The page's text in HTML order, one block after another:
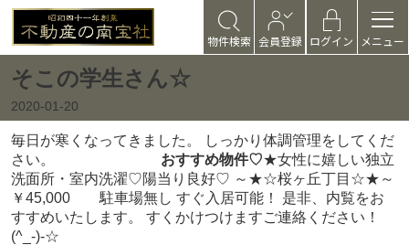
物件検索 会員登録 ログイン メニュー
そこの学生さん☆
2020-01-20
毎日が寒くなってきました。 しっかり体調管理をしてくだ
さい。
おすすめ物件♡★女性に嬉しい独立
洗面所・室内洗濯♡陽当り良好♡ ～★☆桜ヶ丘丁目☆★～
￥45,000 駐車場無し すぐ入居可能！ 是非、内覧をお
すすめいたします。 すくかけつけますご連絡ください！
(^_-)-☆